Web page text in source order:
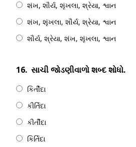
શંખ, શૌર્ય, શૃંખલા, શ્રેયા, શ્વાન
શંખ, શૃંખલા, શૌર્ય, શ્રેયા, શ્વાન
શૌર્ય, શ્રેયા, શંખ, શૃંખલા, શ્વાન
16. સાચી જોડણીવાળો શબ્દ શોધો.
કિર્તીદા
કીર્તિદા
કીર્તીદા
કિર્તિદા